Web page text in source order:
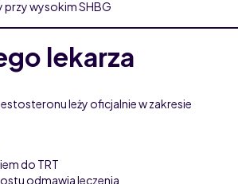
wysokim SHBG
lekarza
leży oficjalnie w zakresie
do TRT
odmawia leczenia